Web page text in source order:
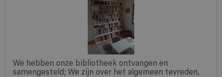
We hebben onze bibliotheek ontvangen en
samengesteld; We zijn over het algemeen tevreden,